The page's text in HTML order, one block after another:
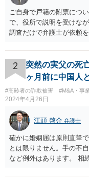
ご自身で戸籍の附票につ
で、役所で説明を受けな
調査だけで弁護士が依頼
ょう。
2
突然の実父の死
ヶ月前に中国人
#高齢者の詐欺被害 #M&A・事
2024年4月26日
江頭 啓介 弁護士
確かに婚姻届は原則直筆
とは限りません。手の不
など例外はあります。 相
わかりません、分かりや